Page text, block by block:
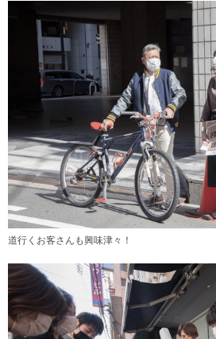
道行くお客さんも興味津々！